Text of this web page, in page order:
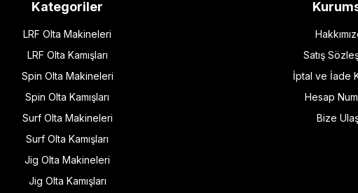
Kategoriler
LRF Olta Makineleri
LRF Olta Kamışları
Spin Olta Makineleri
Spin Olta Kamışları
Surf Olta Makineleri
Surf Olta Kamışları
Jig Olta Makineleri
Jig Olta Kamışları
Satış
İptal ve İade
Hesap
Bize